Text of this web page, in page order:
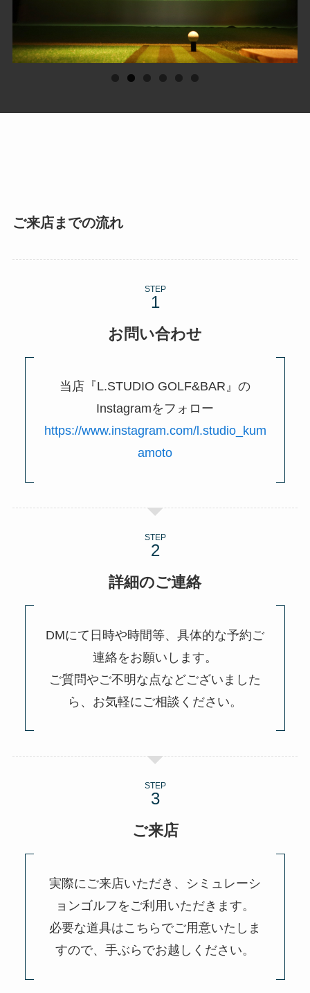
ご来店までの流れ
STEP
お問い合わせ
当店『L.STUDIO GOLF&BAR』の
Instagramをフォロー
https://www.instagram.com/l.studio_kum
amoto
STEP
詳細のご連絡
DMにて日時や時間等、具体的な予約ご
連絡をお願いします。
ご質問やご不明な点などございました
ら、お気軽にご相談ください。
STEP
ご来店
実際にご来店いただき、シミュレーシ
ョンゴルフをご利用いただきます。
必要な道具はこちらでご用意いたしま
すので、手ぶらでお越しください。